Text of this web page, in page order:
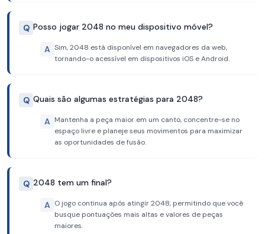
Q Posso jogar 2048 no meu dispositivo móvel?
A Sim, 2048 está disponível em navegadores da web,
tornando-o acessível em dispositivos iOS e Android.
Q Quais são algumas estratégias para 2048?
A Mantenha a peça maior em um canto, concentre-se no
espaço livre e planeje seus movimentos para maximizar
as oportunidades de fusão.
Q 2048 tem um final?
A O jogo continua após atingir 2048, permitindo que você
busque pontuações mais altas e valores de peças
maiores.